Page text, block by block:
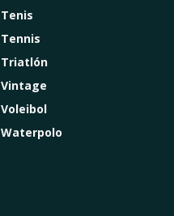
Tenis
Tennis
Triatlón
Vintage
Voleibol
Waterpolo